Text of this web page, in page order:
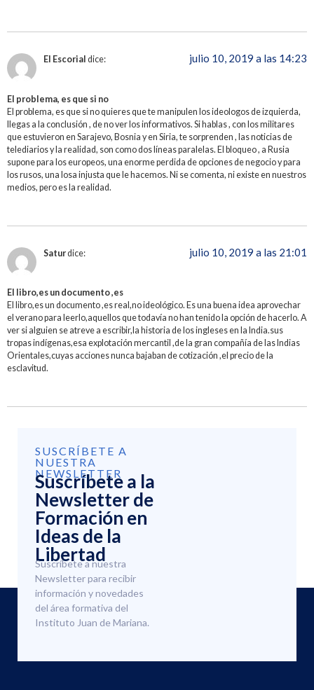
El Escorial dice: julio 10, 2019 a las 14:23
El problema, es que si no
El problema, es que si no quieres que te manipulen los ideologos de izquierda,
llegas a la conclusión , de no ver los informativos. Si hablas , con los militares
que estuvieron en Sarajevo, Bosnia y en Siria, te sorprenden , las noticias de
telediarios y la realidad, son como dos líneas paralelas. El bloqueo , a Rusia
supone para los europeos, una enorme perdida de opciones de negocio y para
los rusos, una losa injusta que le hacemos. Ni se comenta, ni existe en nuestros
medios, pero es la realidad.
Saturdice: julio 10, 2019 a las 21:01
El libro,es un documento ,es
El libro,es un documento ,es real,no ideológico. Es una buena idea aprovechar
el verano para leerlo,aquellos que todavía no han tenido la opción de hacerlo. A
ver si alguien se atreve a escribir,la historia de los ingleses en la India.sus
tropas indígenas,esa explotación mercantil ,de la gran compañía de las Indias
Orientales,cuyas acciones nunca bajaban de cotización ,el precio de la
esclavitud.
SUSCRÍBETE A
NUESTRA
NEWSLETTER
Suscríbete a la
Newsletter de
Formación en
Ideas de la
Libertad
Suscríbete a nuestra
Newsletter para recibir
información y novedades
del área formativa del
Instituto Juan de Mariana.